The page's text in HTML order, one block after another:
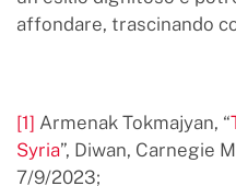
affondare, trascinando
[1] Armenak Tokmajyan, “
Syria”, Diwan, Carnegie
7/9/2023;